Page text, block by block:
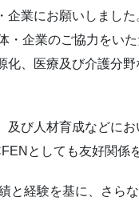
企業にお願いしまし
・企業のご協力をい
化、医療及び介護分
び人材育成などに
としても友好関係
経験を基に、さら